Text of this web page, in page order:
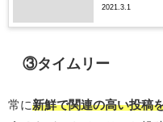
2021.3.1
③タイムリー
常に新鮮で関連の高い投稿